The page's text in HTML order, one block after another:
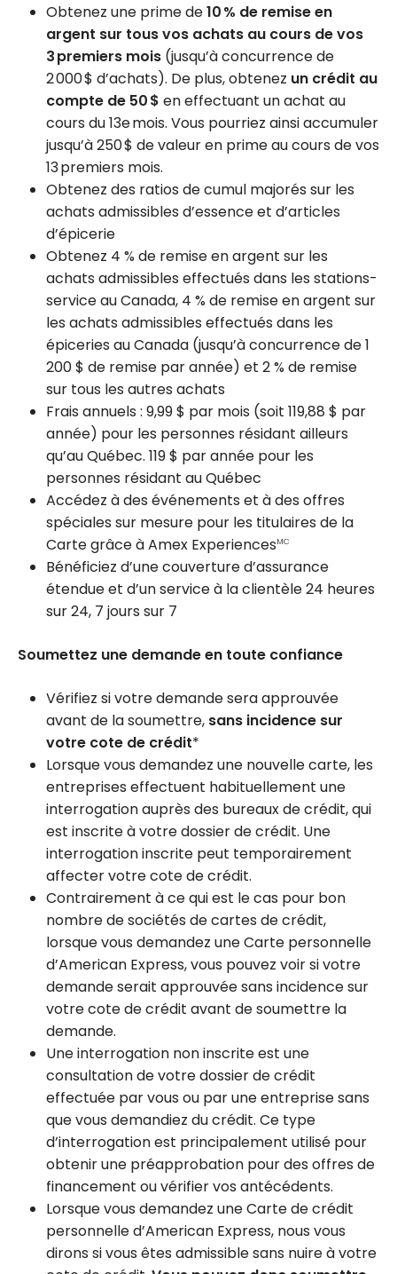
Obtenez une prime de10 % de remise en
argent sur tous vos achats au cours de vos
3 premiers mois (jusqu’à concurrence de
2 000 $ d’achats). De plus, obtenez un crédit au
compte de 50 $ en effectuant un achat au
cours du 13e mois. Vous pourriez ainsi accumuler
jusqu’à 250 $ de valeur en prime au cours de vos
13 premiers mois.
Obtenez des ratios de cumul majorés sur les
achats admissibles d’essence et d’articles
d’épicerie
Obtenez 4 % de remise en argent sur les
achats admissibles effectués dans les stations-
service au Canada, 4 % de remise en argent sur
les achats admissibles effectués dans les
épiceries au Canada (jusqu’à concurrence de 1
200 $ de remise par année) et 2 % de remise
sur tous les autres achats
Frais annuels : 9,99 $ par mois (soit 119,88 $ par
année) pour les personnes résidant ailleurs
qu’au Québec. 119 $ par année pour les
personnes résidant au Québec
Accédez à des événements et à des offres
spéciales sur mesure pour les titulaires de la
Carte grâce à Amex ExperiencesMC
Bénéficiez d’une couverture d’assurance
étendue et d’un service à la clientèle 24 heures
sur 24, 7 jours sur 7
Soumettez une demande en toute confiance
Vérifiez si votre demande sera approuvée
avant de la soumettre, sans incidence sur
votre cote de crédit*
Lorsque vous demandez une nouvelle carte, les
entreprises effectuent habituellement une
interrogation auprès des bureaux de crédit, qui
est inscrite à votre dossier de crédit. Une
interrogation inscrite peut temporairement
affecter votre cote de crédit.
Contrairement à ce qui est le cas pour bon
nombre de sociétés de cartes de crédit,
lorsque vous demandez une Carte personnelle
d’American Express, vous pouvez voir si votre
demande serait approuvée sans incidence sur
votre cote de crédit avant de soumettre la
demande.
Une interrogation non inscrite est une
consultation de votre dossier de crédit
effectuée par vous ou par une entreprise sans
que vous demandiez du crédit. Ce type
d’interrogation est principalement utilisé pour
obtenir une préapprobation pour des offres de
financement ou vérifier vos antécédents.
Lorsque vous demandez une Carte de crédit
personnelle d’American Express, nous vous
dirons si vous êtes admissible sans nuire à votre